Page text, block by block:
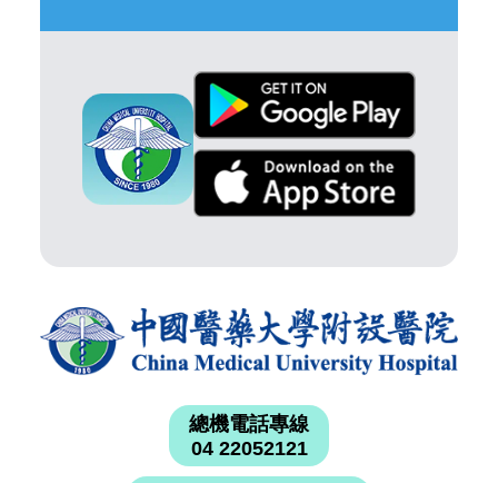
總機電話專線
04 22052121